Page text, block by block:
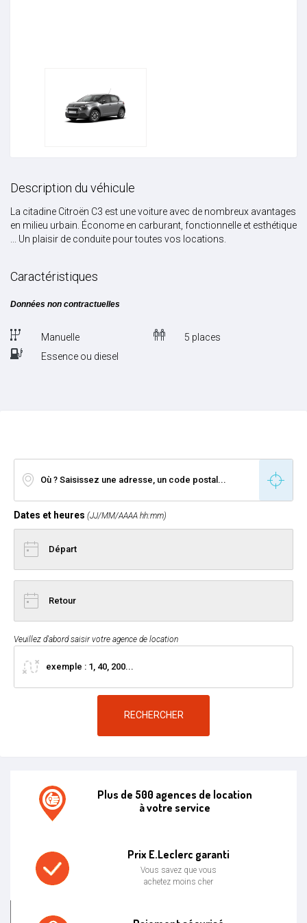
Description du véhicule
La citadine Citroën C3 est une voiture avec de nombreux avantages
en milieu urbain. Économe en carburant, fonctionnelle et esthétique
... Un plaisir de conduite pour toutes vos locations.
Caractéristiques
Données non contractuelles
Manuelle
5 places
Essence ou diesel
Dates et heures (JJ/MM/AAAA hh:mm)
Veuillez d'abord saisir votre agence de location
RECHERCHER
Plus de 500 agences de location
à votre service
Prix E.Leclerc garanti
Vous savez que vous
achetez moins cher